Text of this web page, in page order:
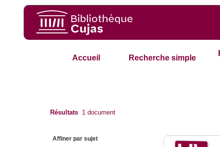
Accueil Recherche simple
Résultats 1 document
Affiner par sujet